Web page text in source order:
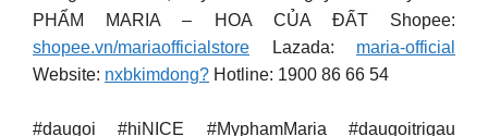
PHẨM MARIA – HOA CỦA ĐẤT Shopee:
shopee.vn/mariaofficialstore Lazada: maria-official
Website: nxbkimdong? Hotline: 1900 86 66 54
#daugoi #hiNICE #MyphamMaria #daugoitrigau